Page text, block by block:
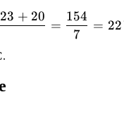
+ 24 + 19
23 + 20
=
7
154
=
.